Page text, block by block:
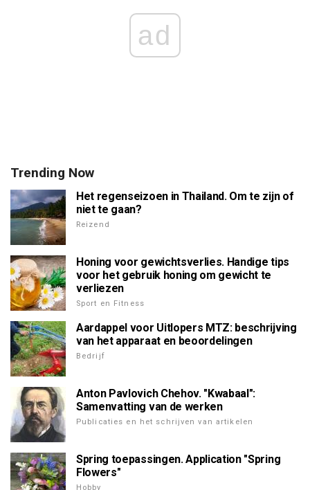
ad
Trending Now
Het regenseizoen in Thailand. Om te zijn of
niet te gaan?
Reizend
Honing voor gewichtsverlies. Handige tips
voor het gebruik honing om gewicht te
verliezen
Sport en Fitness
Aardappel voor Uitlopers MTZ: beschrijving
van het apparaat en beoordelingen
Bedrijf
Anton Pavlovich Chehov. "Kwabaal":
Samenvatting van de werken
Publicaties en het schrijven van artikelen
Spring toepassingen. Application "Spring
Flowers"
Hobby